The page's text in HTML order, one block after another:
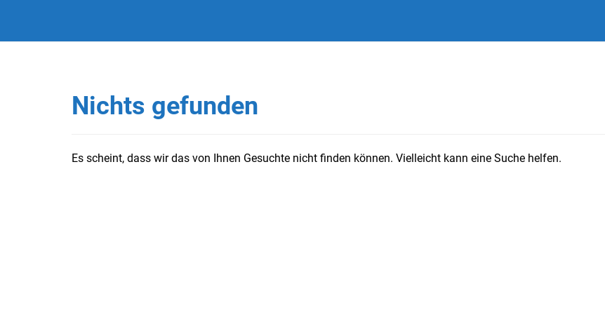
Nichts gefunden
Es scheint, dass wir das von Ihnen Gesuchte nicht finden können. Vielleicht kann eine Suche helfen.